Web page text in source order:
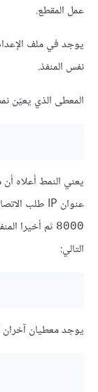
عمل المقطع.
نفس المنفذ.
المعطى الذي يعيّن
يعني النمط أعلاه
عنوان IP طلب الاتصال على المنفذ رقم
8000 ثم أخيرا
التالي:
يوجد معطيان آخران